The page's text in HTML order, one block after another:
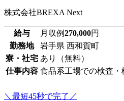
株式会社BREXA Next
給与 月収例270,000円
勤務地
岩手県 西和賀町
寮・社宅 あり（無料）
仕事内容 食品系工場での検査・
＼最短45秒で完了／